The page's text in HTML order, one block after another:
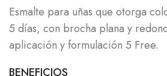
Esmalte para uñas que otorga
5 días, con brocha plana y
aplicación y formulación 5 Free.
BENEFICIOS